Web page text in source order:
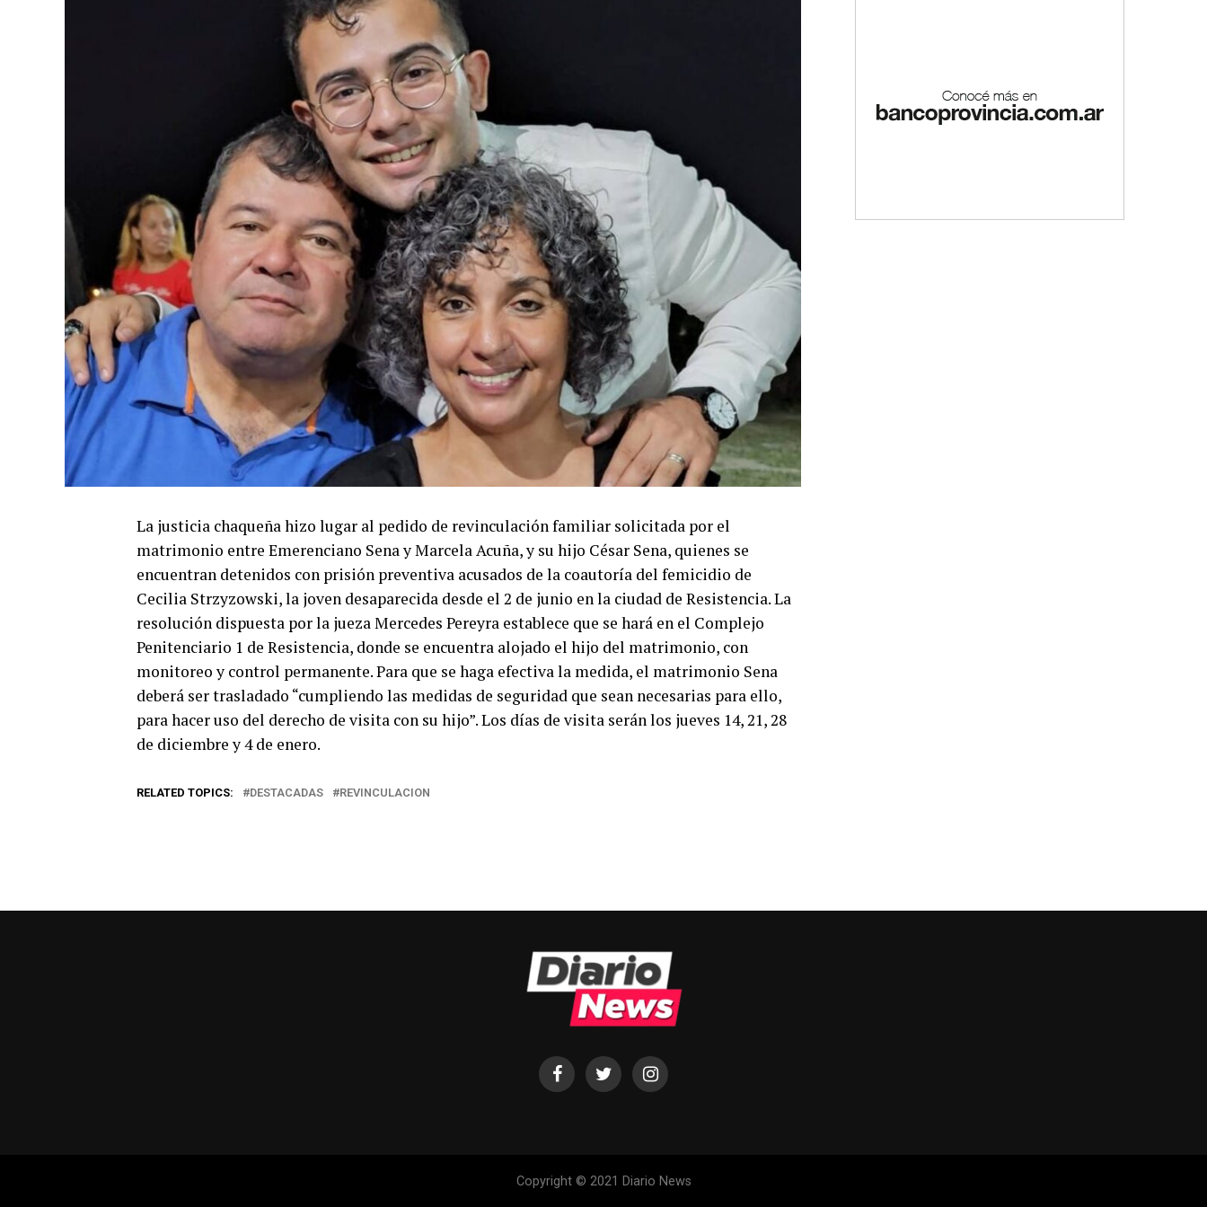
La justicia chaqueña hizo lugar al pedido de revinculación familiar solicitada por el
matrimonio entre Emerenciano Sena y Marcela Acuña, y su hijo César Sena, quienes se
encuentran detenidos con prisión preventiva acusados de la coautoría del femicidio de
Cecilia Strzyzowski, la joven desaparecida desde el 2 de junio en la ciudad de Resistencia. La
resolución dispuesta por la jueza Mercedes Pereyra establece que se hará en el Complejo
Penitenciario 1 de Resistencia, donde se encuentra alojado el hijo del matrimonio, con
monitoreo y control permanente. Para que se haga efectiva la medida, el matrimonio Sena
deberá ser trasladado “cumpliendo las medidas de seguridad que sean necesarias para ello,
para hacer uso del derecho de visita con su hijo”. Los días de visita serán los jueves 14, 21, 28
de diciembre y 4 de enero.
RELATED TOPICS: DESTACADAS REVINCULACION
Copyright © 2021 Diario News